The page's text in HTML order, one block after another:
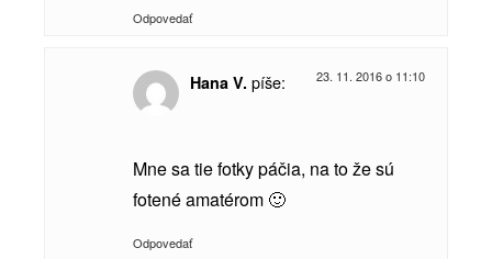
Odpovedať
Hana V. píše: 23. 11. 2016 o 11:10
Mne sa tie fotky páčia, na to že sú
fotené amatérom 🙂
Odpovedať